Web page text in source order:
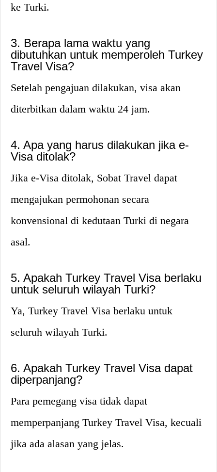
ke Turki.
3. Berapa lama waktu yang
dibutuhkan untuk memperoleh Turkey
Travel Visa?
Setelah pengajuan dilakukan, visa akan
diterbitkan dalam waktu 24 jam.
4. Apa yang harus dilakukan jika e-
Visa ditolak?
Jika e-Visa ditolak, Sobat Travel dapat
mengajukan permohonan secara
konvensional di kedutaan Turki di negara
asal.
5. Apakah Turkey Travel Visa berlaku
untuk seluruh wilayah Turki?
Ya, Turkey Travel Visa berlaku untuk
seluruh wilayah Turki.
6. Apakah Turkey Travel Visa dapat
diperpanjang?
Para pemegang visa tidak dapat
memperpanjang Turkey Travel Visa, kecuali
jika ada alasan yang jelas.